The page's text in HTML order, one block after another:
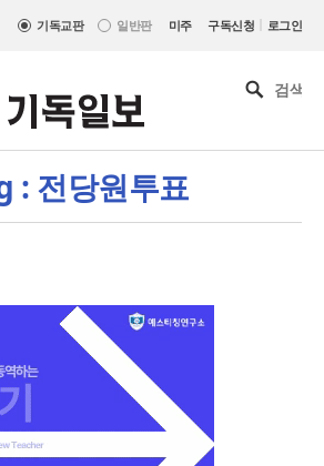
기독교판 일반판 미주 구독신청 | 로그인
: 전당원투표